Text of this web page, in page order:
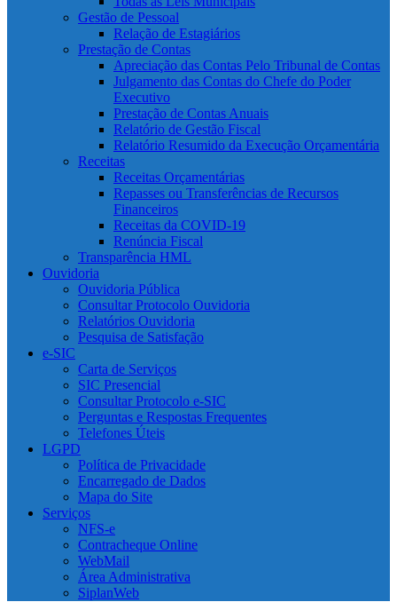
Gestão de Pessoal
Relação de Estagiários
Prestação de Contas
Apreciação das Contas Pelo Tribunal de Contas
Julgamento das Contas do Chefe do Poder
Executivo
Prestação de Contas Anuais
Relatório de Gestão Fiscal
Relatório Resumido da Execução Orçamentária
Receitas
Receitas Orçamentárias
Repasses ou Transferências de Recursos
Financeiros
Receitas da COVID-19
Renúncia Fiscal
Transparência HML
Ouvidoria
Ouvidoria Pública
Consultar Protocolo Ouvidoria
Relatórios Ouvidoria
Pesquisa de Satisfação
e-SIC
Carta de Serviços
SIC Presencial
Consultar Protocolo e-SIC
Perguntas e Respostas Frequentes
Telefones Úteis
LGPD
Política de Privacidade
Encarregado de Dados
Mapa do Site
Serviços
NFS-e
Contracheque Online
WebMail
Área Administrativa
SiplanWeb